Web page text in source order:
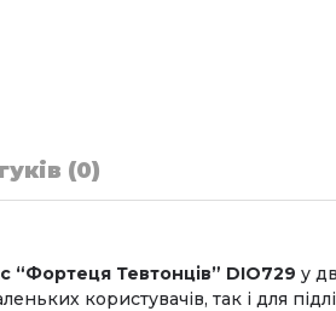
(0)
“Фортеця Тевтонців” DIO729 у
користувачів, так і для